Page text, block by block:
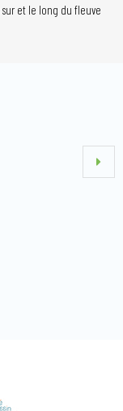
et le long du fleuve